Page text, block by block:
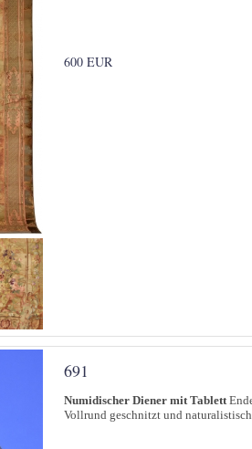
600 EUR
691
Numidischer Diener mit Tablett
Vollrund geschnitzt und